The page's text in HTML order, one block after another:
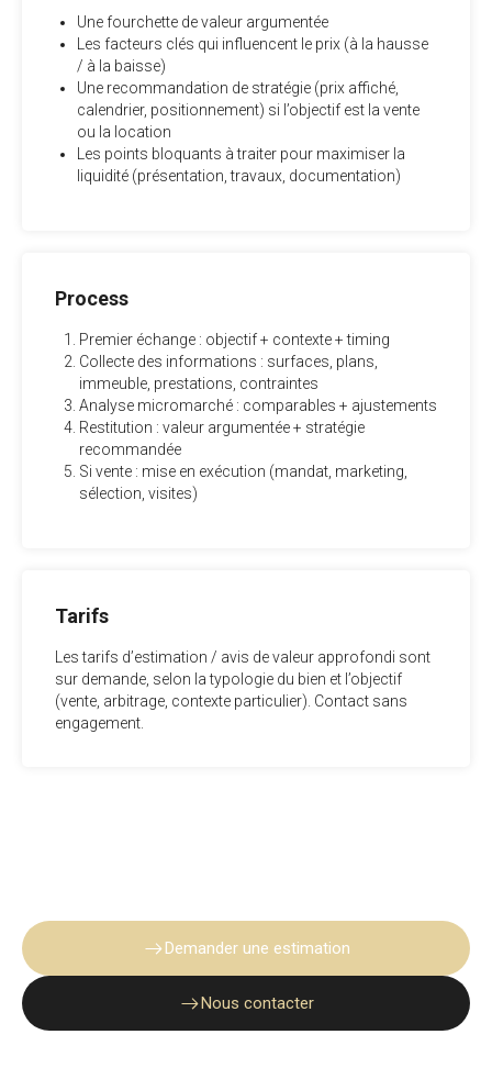
Une fourchette de valeur argumentée
Les facteurs clés qui influencent le prix (à la hausse
/ à la baisse)
Une recommandation de stratégie (prix affiché,
calendrier, positionnement) si l’objectif est la vente
ou la location
Les points bloquants à traiter pour maximiser la
liquidité (présentation, travaux, documentation)
Process
Premier échange : objectif + contexte + timing
Collecte des informations : surfaces, plans,
immeuble, prestations, contraintes
Analyse micromarché : comparables + ajustements
Restitution : valeur argumentée + stratégie
recommandée
Si vente : mise en exécution (mandat, marketing,
sélection, visites)
Tarifs
Les tarifs d’estimation / avis de valeur approfondi sont
sur demande, selon la typologie du bien et l’objectif
(vente, arbitrage, contexte particulier). Contact sans
engagement.
Demander une estimation
Nous contacter